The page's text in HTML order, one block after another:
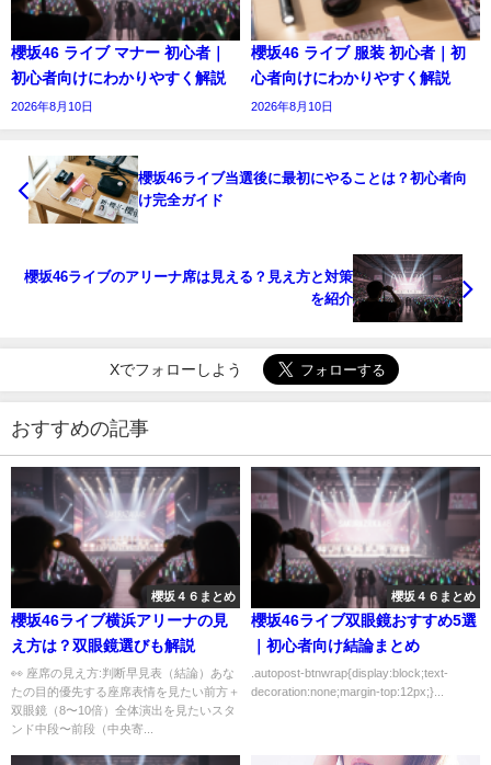
櫻坂46 ライブ マナー 初心者｜
初心者向けにわかりやすく解説
2026年8月10日
櫻坂46 ライブ 服装 初心者｜初
心者向けにわかりやすく解説
2026年8月10日
櫻坂46ライブ当選後に最初にやることは？初心者向
け完全ガイド
櫻坂46ライブのアリーナ席は見える？見え方と対策
を紹介
Xでフォローしよう
おすすめの記事
櫻坂４６まとめ
櫻坂46ライブ横浜アリーナの見
え方は？双眼鏡選びも解説
👀 座席の見え方:判断早見表（結論）あな
たの目的優先する座席表情を見たい前方＋
双眼鏡（8〜10倍）全体演出を見たいスタ
ンド中段〜前段（中央寄...
櫻坂４６まとめ
櫻坂46ライブ双眼鏡おすすめ5選
｜初心者向け結論まとめ
.autopost-btnwrap{display:block;text-
decoration:none;margin-top:12px;}...